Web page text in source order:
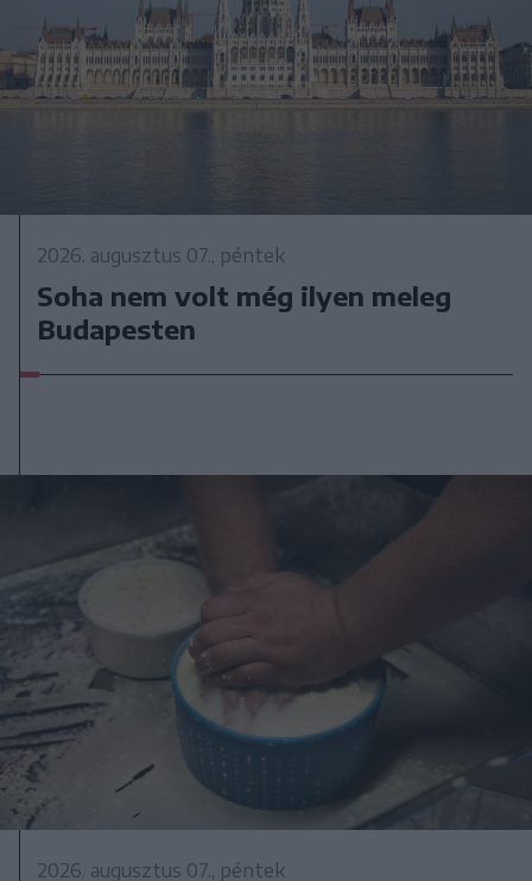
2026. augusztus 07., péntek
Soha nem volt még ilyen meleg
Budapesten
2026. augusztus 07., péntek